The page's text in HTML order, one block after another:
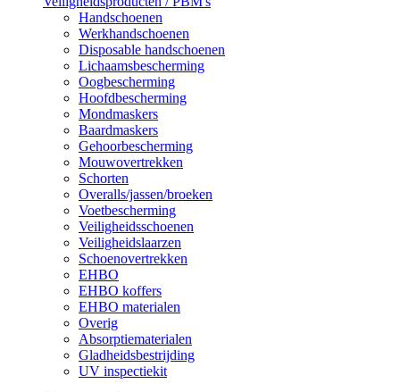
Handschoenen
Werkhandschoenen
Disposable handschoenen
Lichaamsbescherming
Oogbescherming
Hoofdbescherming
Mondmaskers
Baardmaskers
Gehoorbescherming
Mouwovertrekken
Schorten
Overalls/jassen/broeken
Voetbescherming
Veiligheidsschoenen
Veiligheidslaarzen
Schoenovertrekken
EHBO
EHBO koffers
EHBO materialen
Overig
Absorptiematerialen
Gladheidsbestrijding
UV inspectiekit